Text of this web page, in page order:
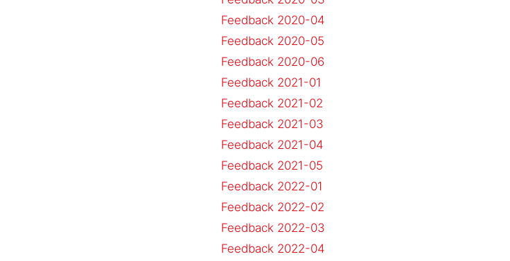
Feedback 2020-04
Feedback 2020-05
Feedback 2020-06
Feedback 2021-01
Feedback 2021-02
Feedback 2021-03
Feedback 2021-04
Feedback 2021-05
Feedback 2022-01
Feedback 2022-02
Feedback 2022-03
Feedback 2022-04